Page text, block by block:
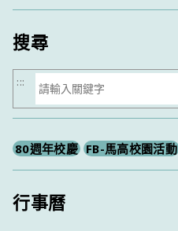
類
搜尋
搜
尋
:::
80週年校慶 FB-馬高校園活動
行事曆